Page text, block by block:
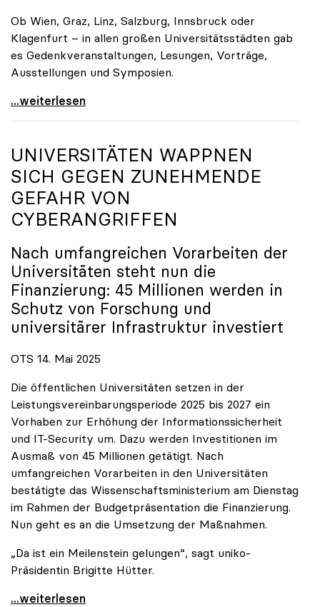
Ob Wien, Graz, Linz, Salzburg, Innsbruck oder
Klagenfurt – in allen großen Universitätsstädten gab
es Gedenkveranstaltungen, Lesungen, Vorträge,
Ausstellungen und Symposien.
uniko-Präsidentin Brigitte Hütter zu Gedenkjahr:
...weiterlesen
UNIVERSITÄTEN WAPPNEN
SICH GEGEN ZUNEHMENDE
GEFAHR VON
CYBERANGRIFFEN
Nach umfangreichen Vorarbeiten der
Universitäten steht nun die
Finanzierung: 45 Millionen werden in
Schutz von Forschung und
universitärer Infrastruktur investiert
OTS 14. Mai 2025
Die öffentlichen Universitäten setzen in der
Leistungsvereinbarungsperiode 2025 bis 2027 ein
Vorhaben zur Erhöhung der Informationssicherheit
und IT-Security um. Dazu werden Investitionen im
Ausmaß von 45 Millionen getätigt. Nach
umfangreichen Vorarbeiten in den Universitäten
bestätigte das Wissenschaftsministerium am Dienstag
im Rahmen der Budgetpräsentation die Finanzierung.
Nun geht es an die Umsetzung der Maßnahmen.
„Da ist ein Meilenstein gelungen“, sagt uniko-
Präsidentin Brigitte Hütter.
Universitäten wappnen sich gegen zunehmende Gefahr
...weiterlesen